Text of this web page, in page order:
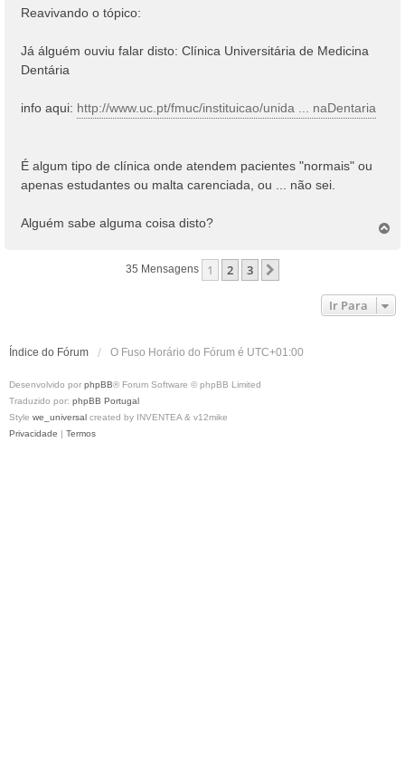
n
g
e
Reavivando o tópico:
Já álguém ouviu falar disto: Clínica Universitária de Medicina
Dentária
info aqui: http://www.uc.pt/fmuc/instituicao/unida ... naDentaria
É algum tipo de clínica onde atendem pacientes "normais" ou
apenas estudantes ou malta carenciada, ou ... não sei.
Alguém sabe alguma coisa disto?
35 Mensagens 1 2 3
Ir Para
Índice do Fórum O Fuso Horário do Fórum é UTC+01:00
Desenvolvido por phpBB® Forum Software © phpBB Limited
Traduzido por: phpBB Portugal
Style we_universal created by INVENTEA & v12mike
Privacidade | Termos